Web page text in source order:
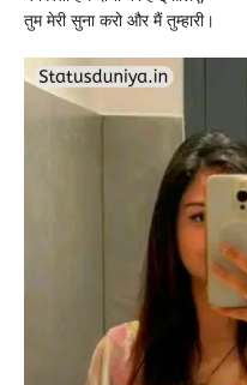
तुम मेरी सुना करो और मैं तुम्हारी।